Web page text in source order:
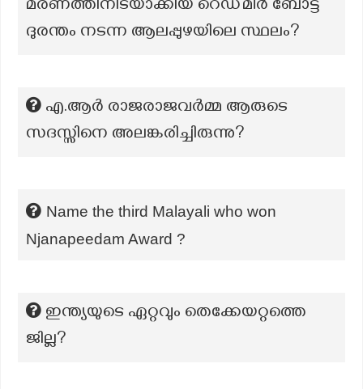
മരണത്തിനിടയാക്കിയ റെഡ്‌മീർ ബോട്ട്
ദുരന്തം നടന്ന ആലപ്പുഴയിലെ സ്ഥലം?
എ.ആർ രാജരാജവർമ്മ ആരുടെ
സദസ്സിനെ അലങ്കരിച്ചിരുന്നു?
Name the third Malayali who won
Njanapeedam Award ?
ഇന്ത്യയുടെ ഏറ്റവും തെക്കേയറ്റത്തെ
ജില്ല?